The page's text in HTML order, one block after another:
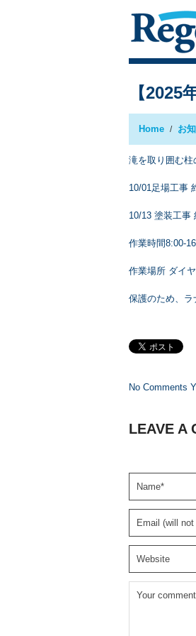
【
Home お
滝を取り囲む
10/01足場工事
10/13 塗装工事
作業時間8:00-
作業場所 ダイ
保護のため、ラ
No Comments
LEAVE A